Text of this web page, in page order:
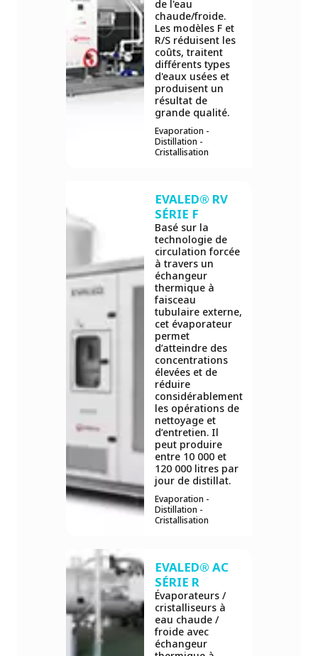
de l'eau
chaude/froide.
Les modèles F et
R/S réduisent les
coûts, traitent
différents types
d'eaux usées et
produisent un
résultat de
grande qualité.
Evaporation -
Distillation -
Cristallisation
EVALED® RV
SÉRIE F
Basé sur la
technologie de
circulation forcée
à travers un
échangeur
thermique à
faisceau
tubulaire externe,
cet évaporateur
permet
d’atteindre des
concentrations
élevées et de
réduire
considérablement
les opérations de
nettoyage et
d’entretien. Il
peut produire
entre 10 000 et
120 000 litres par
jour de distillat.
Evaporation -
Distillation -
Cristallisation
EVALED® AC
SÉRIE R
Évaporateurs /
cristalliseurs à
eau chaude /
froide avec
échangeur